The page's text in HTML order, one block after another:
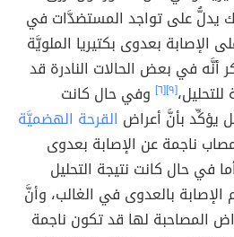
يدلُّ على تواجد المستضدَّات في
الإصابة بعدوى بكتيريا الملويَّة
أنَّه في بعض الحالات النادرة قد
[٩] [٦]
وفي حال كانت
يؤكِّد بأنَّ أعراض القرحة الهضميَّة
ناجمة عن الإصابة بعدوى
أما في حال كانت نتيجة التحليل
بالعدوى في الغالب، وأنَّ
المصاحبة لها قد تكون ناجمة